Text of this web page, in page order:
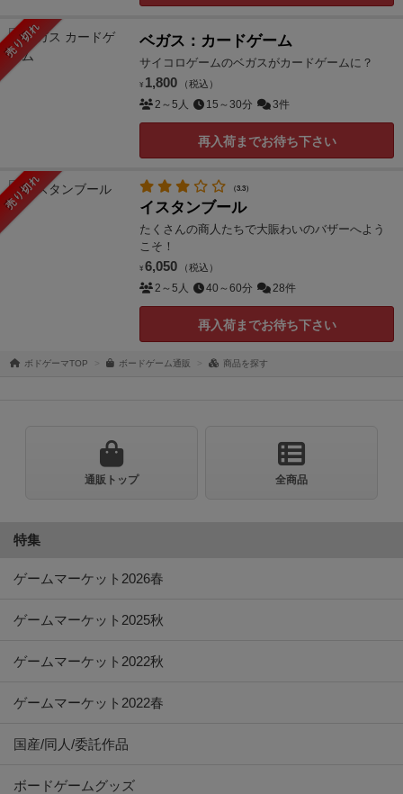
売り切れ ベガス：カードゲーム
サイコロゲームのベガスがカードゲームに？
¥ 1,800 （税込）
2～5人 15～30分 3件
再入荷までお待ち下さい
売り切れ （3.3）
イスタンブール
たくさんの商人たちで大賑わいのバザーへよう
こそ！
¥ 6,050 （税込）
2～5人 40～60分 28件
再入荷までお待ち下さい
ボドゲーマTOP ボードゲーム通販 商品を探す
通販トップ 全商品
特集
ゲームマーケット2026春
ゲームマーケット2025秋
ゲームマーケット2022秋
ゲームマーケット2022春
国産/同人/委託作品
ボードゲームグッズ